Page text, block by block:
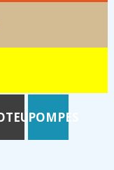
POMPES